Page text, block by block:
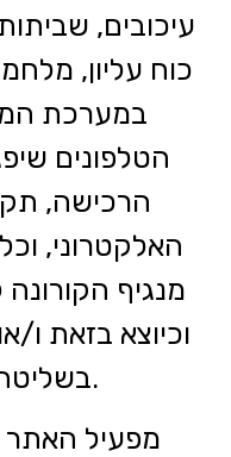
עיכובים,
כוח עליון,
במערכת
הטלפונים
הרכישה,
האלקטרוני,
מנגיף
וכיוצא בזאת ו/
בשליטת מפעיל האתר.